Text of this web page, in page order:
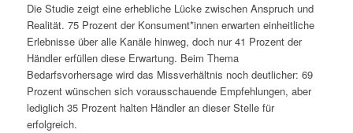
Die Studie zeigt eine erhebliche Lücke zwischen Anspruch und
Realität. 75 Prozent der Konsument*innen erwarten einheitliche
Erlebnisse über alle Kanäle hinweg, doch nur 41 Prozent der
Händler erfüllen diese Erwartung. Beim Thema
Bedarfsvorhersage wird das Missverhältnis noch deutlicher: 69
Prozent wünschen sich vorausschauende Empfehlungen, aber
lediglich 35 Prozent halten Händler an dieser Stelle für
erfolgreich.